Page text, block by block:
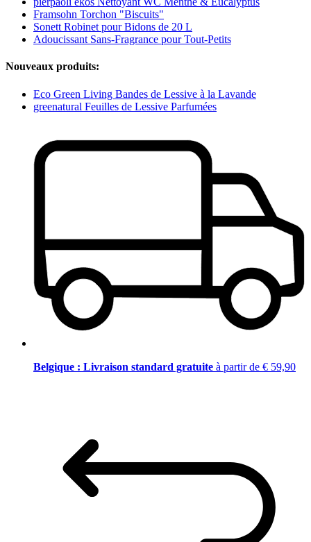
Framsohn Torchon "Biscuits"
Sonett Robinet pour Bidons de 20 L
Adoucissant Sans-Fragrance pour Tout-Petits
Nouveaux produits:
Eco Green Living Bandes de Lessive à la Lavande
greenatural Feuilles de Lessive Parfumées
Belgique : Livraison standard gratuite à partir de € 59,90